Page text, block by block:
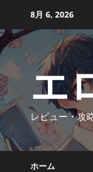
content
8月 6, 2026
エ
レビュー・攻
ホーム